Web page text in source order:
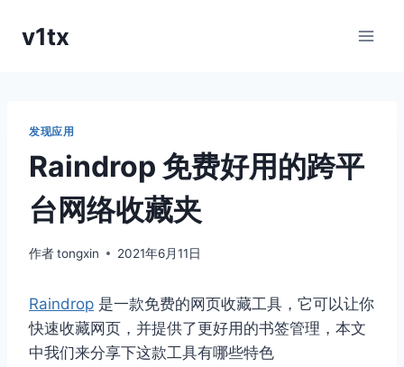
v1tx
发现应用
Raindrop 免费好用的跨平
台网络收藏夹
作者tongxin 2021年6月11日
Raindrop 是一款免费的网页收藏工具，它可以让你
快速收藏网页，并提供了更好用的书签管理，本文
中我们来分享下这款工具有哪些特色